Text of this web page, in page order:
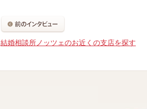
結婚相談所ノッツェのお近くの支店を探す